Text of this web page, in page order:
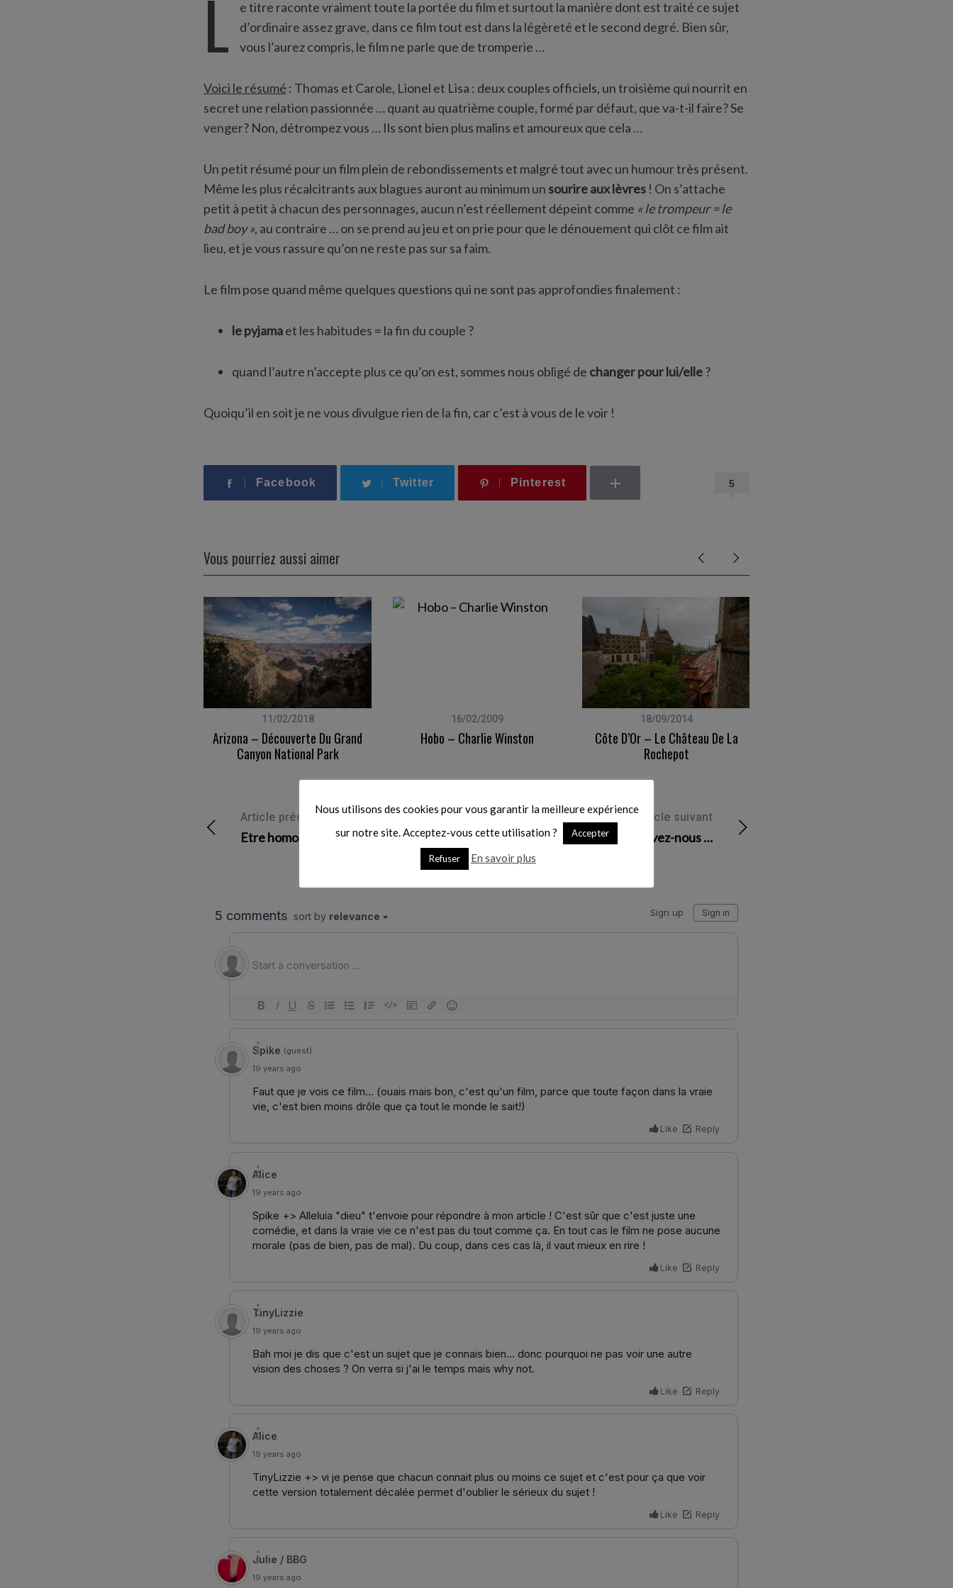
L
e titre raconte vraiment toute la portée du film et surtout la manière dont est traité ce sujet
d’ordinaire assez grave, dans ce film tout est dans la légèreté et le second degré. Bien sûr,
vous l’aurez compris, le film ne parle que de tromperie …
Voici le résumé : Thomas et Carole, Lionel et Lisa : deux couples officiels, un troisième qui nourrit en
secret une relation passionnée … quant au quatrième couple, formé par défaut, que va-t-il faire? Se
venger? Non, détrompez vous … Ils sont bien plus malins et amoureux que cela …
Un petit résumé pour un film plein de rebondissements et malgré tout avec un humour très présent.
Même les plus récalcitrants aux blagues auront au minimum un sourire aux lèvres ! On s’attache
petit à petit à chacun des personnages, aucun n’est réellement dépeint comme « le trompeur = le
bad boy », au contraire … on se prend au jeu et on prie pour que le dénouement qui clôt ce film ait
lieu, et je vous rassure qu’on ne reste pas sur sa faim.
Le film pose quand même quelques questions qui ne sont pas approfondies finalement :
le pyjamaet les habitudes = la fin du couple ?
quand l’autre n’accepte plus ce qu’on est, sommes nous obligé de changer pour lui/elle?
Quoiqu’il en soit je ne vous divulgue rien de la fin, car c’est à vous de le voir !
5
Facebook Twitter Pinterest
Vous pourriez aussi aimer
11/02/2018
Arizona – Découverte Du Grand
Canyon National Park
16/02/2009
Hobo – Charlie Winston
18/09/2014
Côte D’Or – Le Château De La
Rochepot
Article précédent
Etre homo …
Article suivant
Retrouvez-nous …
Nous utilisons des cookies pour vous garantir la meilleure expérience
sur notre site. Acceptez-vous cette utilisation ?
Accepter
Refuser En savoir plus